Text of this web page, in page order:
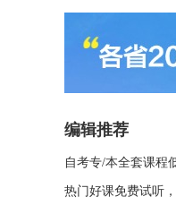
编辑推荐
自考专/本全套课程
热门好课免费试听